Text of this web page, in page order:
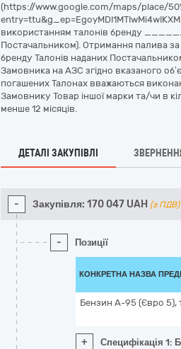
(https://www.google.com/maps/place/
використанням талонів бренду
Постачальником). Отримання палива
бренду Талонів наданих
Замовника на АЗС згідно вказаного
погашених Талонах вважаються
Замовнику Товар іншої марки та/чи в
менше 12 місяців.
ДЕТАЛІ ЗАКУПІВЛІ
- Закупівля: 170 047 UAH (з ПДВ)
- Позиції
КОНКРЕТНА НАЗВА
Бензин А-95 (Євро 5),
+ Специфікація 1: